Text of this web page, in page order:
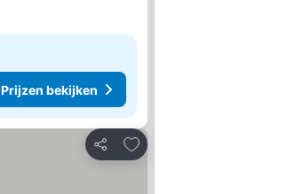
Prijzen bekijken
Delen
Toevoegen aan favorieten